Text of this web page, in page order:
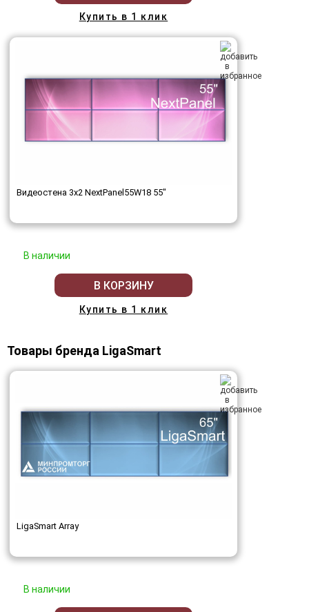
Купить в 1 клик
Видеостена 3x2 NextPanel55W18 55"
В наличии
В КОРЗИНУ
Купить в 1 клик
Товары бренда LigaSmart
LigaSmart Array
В наличии